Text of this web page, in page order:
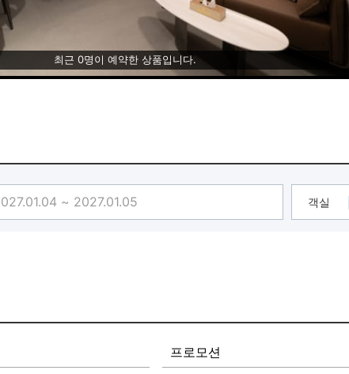
최근 0명이 예약한 상품입니다.
객실
프로모션